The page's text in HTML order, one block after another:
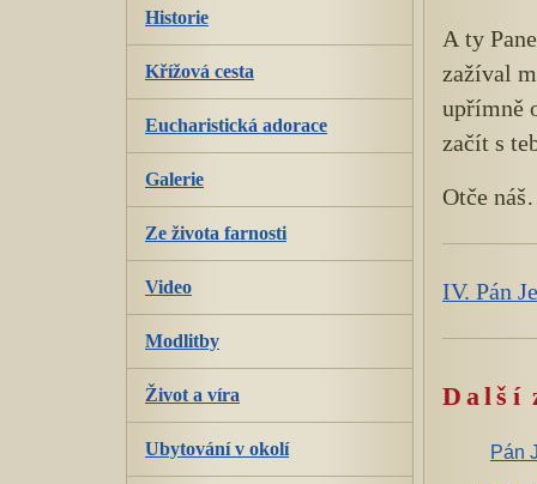
A ty
zažíval
upřímně
začít s
Otče
IV. Pán
Další
Pán
Historie
Křížová cesta
Eucharistická adorace
Galerie
Ze života farnosti
Video
Modlitby
Život a víra
Ubytování v okolí